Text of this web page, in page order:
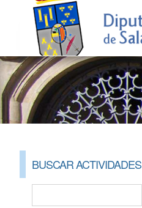
BUSCAR ACTIVIDADES